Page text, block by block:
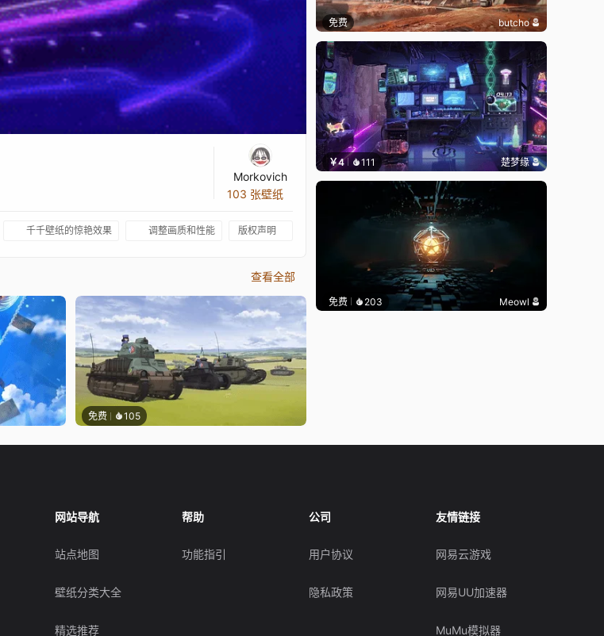
Morkovich
103 张壁纸
千千壁纸的惊艳效果 调整画质和性能 版权声明
查看全部
免费 105
免费 butcho
￥4 111 楚梦缘
免费 203 Meowl
网站导航
站点地图
壁纸分类大全
精选推荐
帮助
功能指引
公司
用户协议
隐私政策
友情链接
网易云游戏
网易UU加速器
MuMu模拟器